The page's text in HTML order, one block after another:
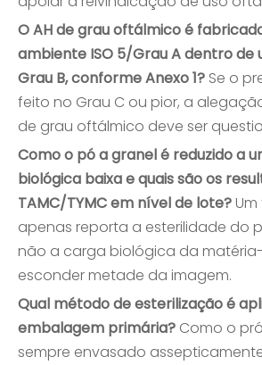
O AH de grau oftálmico é
ambiente ISO 5/Grau A dentro de
Grau B, conforme Anexo 1? Se o
feito no Grau C ou pior, a
de grau oftálmico deve ser
Como o pó a granel é reduzido a
biológica baixa e quais são os
TAMC/TYMC em nível de lote?
apenas reporta a esterilidade do
não a carga biológica da
esconder metade da imagem.
Qual método de esterilização é
embalagem primária? Como o
sempre envasado